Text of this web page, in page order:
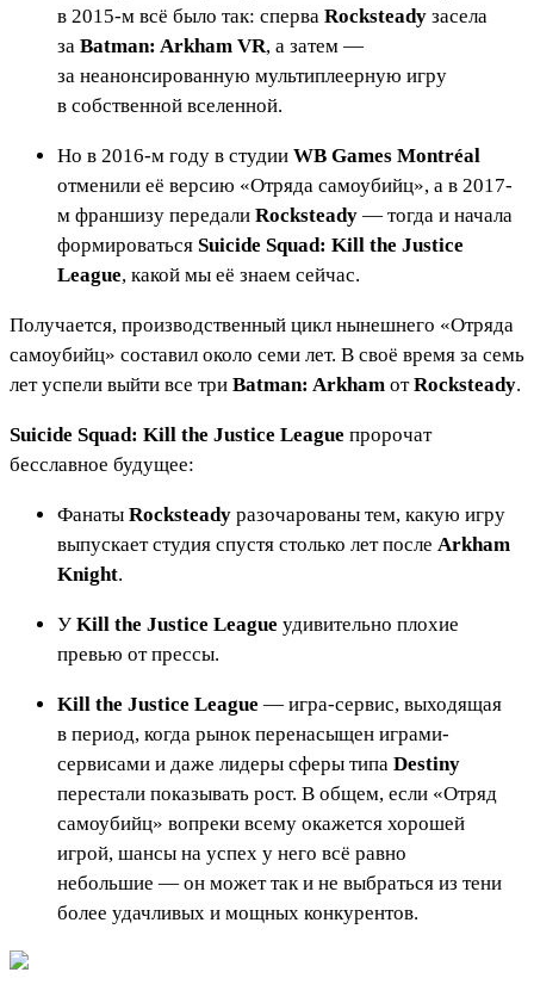
в 2015-м всё было так: сперва Rocksteady засела
за Batman: Arkham VR, а затем —
за неанонсированную мультиплеерную игру
в собственной вселенной.
Но в 2016-м году в студии WB Games Montréal
отменили её версию «Отряда самоубийц», а в 2017-
м франшизу передали Rocksteady — тогда и начала
формироваться Suicide Squad: Kill the Justice
League, какой мы её знаем сейчас.
Получается, производственный цикл нынешнего «Отряда
самоубийц» составил около семи лет. В своё время за семь
лет успели выйти все три Batman: Arkham отRocksteady.
Suicide Squad: Kill the Justice League пророчат
бесславное будущее:
Фанаты Rocksteady разочарованы тем, какую игру
выпускает студия спустя столько лет после Arkham
Knight.
У Kill the Justice League удивительно плохие
превью от прессы.
Kill the Justice League — игра-сервис, выходящая
в период, когда рынок перенасыщен играми-
сервисами и даже лидеры сферы типа Destiny
перестали показывать рост. В общем, если «Отряд
самоубийц» вопреки всему окажется хорошей
игрой, шансы на успех у него всё равно
небольшие — он может так и не выбраться из тени
более удачливых и мощных конкурентов.